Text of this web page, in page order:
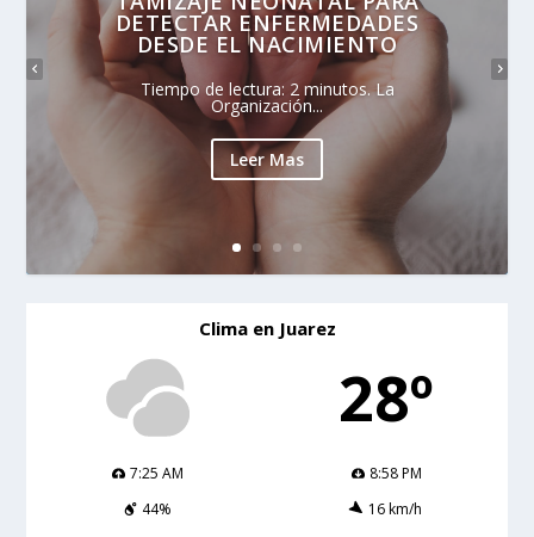
DETECTAR ENFERMEDADES
DESDE EL NACIMIENTO
Tiempo de lectura: 2 minutos. La
Organización...
Leer Mas
Clima en Juarez
28º
7:25 AM
8:58 PM
44%
16 km/h